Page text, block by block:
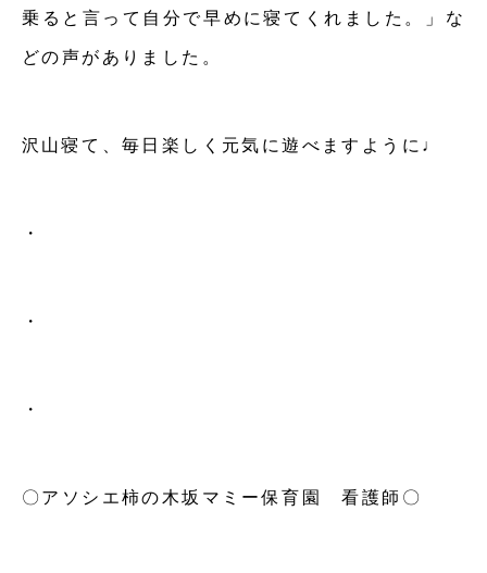
乗ると言って自分で早めに寝てくれました。」な
どの声がありました。
沢山寝て、毎日楽しく元気に遊べますように♩
・
・
・
〇アソシエ柿の木坂マミー保育園 看護師〇